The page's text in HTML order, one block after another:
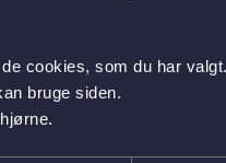
cookies, som du har
bruge siden.